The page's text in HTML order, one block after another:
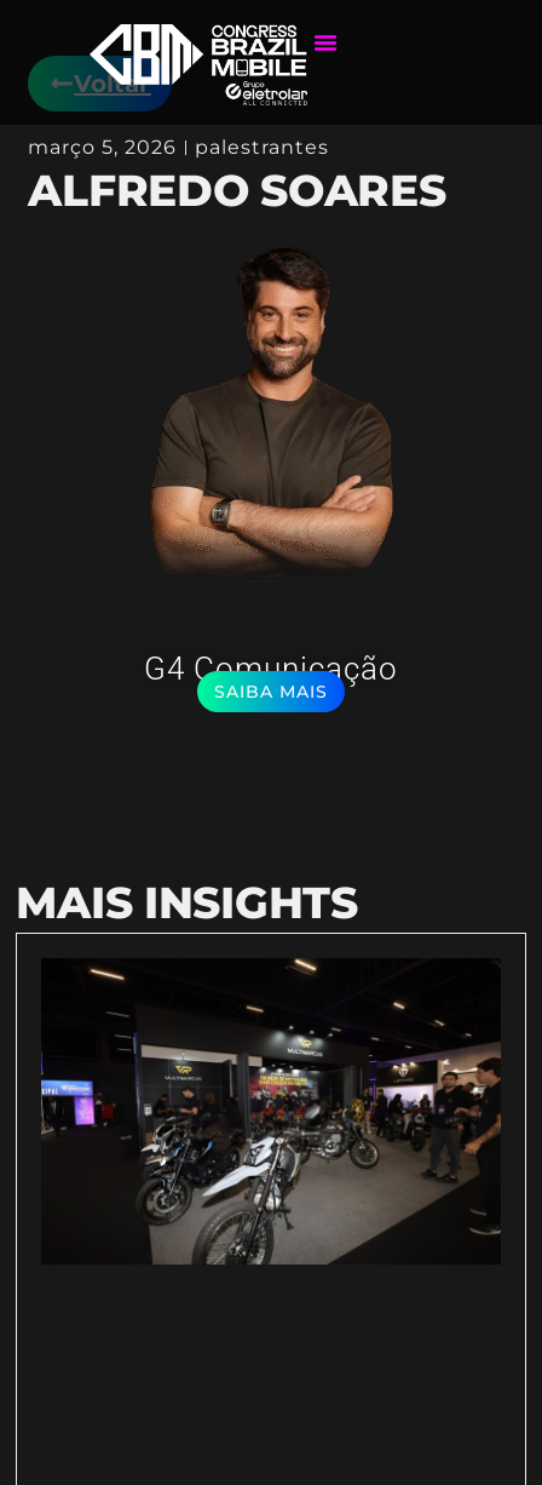
Voltar
março 5, 2026 palestrantes
ALFREDO SOARES
G4 Comunicação
SAIBA MAIS
MAIS INSIGHTS